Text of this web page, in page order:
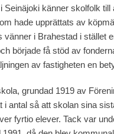
känner skolfolk
hade upprättats av
i Brahestad i stället
började få stöd av
av fastigheten en
grundad 1919 av
antal så att skolan sina
fyrtio elever. Tack var